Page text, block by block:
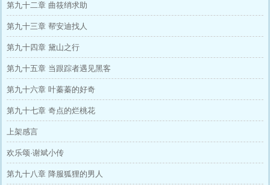
第九十二章 曲筱绡求助
第九十三章 帮安迪找人
第九十四章 黛山之行
第九十五章 当跟踪者遇见黑客
第九十六章 叶蓁蓁的好奇
第九十七章 奇点的烂桃花
上架感言
欢乐颂·谢斌小传
第九十八章 降服狐狸的男人